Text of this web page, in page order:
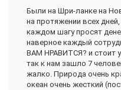
Были на Шри-ланке на
на протяжении всех
каждом шагу просят
наверное каждый
ВАМ НРАВИТСЯ? и стоит
так к нам зашло 7
жалко. Природа очень
океан очень жесткий